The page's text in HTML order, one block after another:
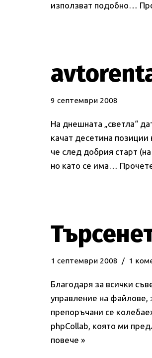
използват подобно…
9 септември 2008
На днешната „светла“
качат десетина
че след добрия старт
но като се има…
1 септември 2008 1
Благодаря за всички
управление на файлове,
препоръчани се
phpCollab, която ми
повече »